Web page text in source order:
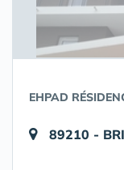
EHPAD
89210 -